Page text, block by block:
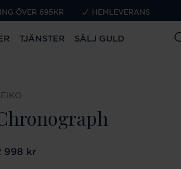
ÖVER 695KR HEMLEVERANS
TJÄNSTER SÄLJ GULD
:2 998 kr
998 kr